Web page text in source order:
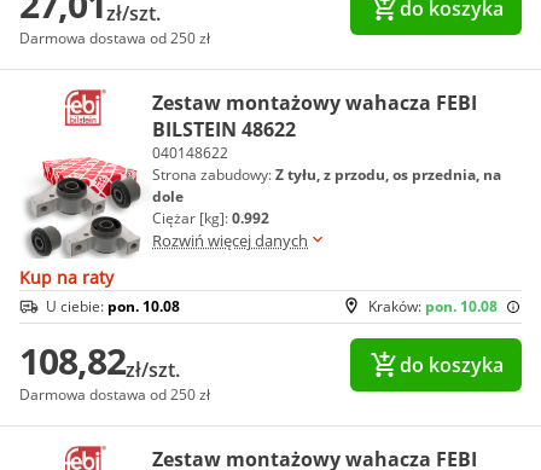
zł/szt.
Darmowa dostawa od 250 zł
do koszyka
Zestaw montażowy wahacza FEBI
BILSTEIN 48622
040148622
Strona zabudowy:Z tyłu, z przodu, os przednia, na
dole
Ciężar [kg]:0.992
Rozwiń więcej danych
Kup na raty
Kraków: pon. 10.08
U ciebie: pon. 10.08
108,82zł/szt.
Darmowa dostawa od 250 zł
do koszyka
Zestaw montażowy wahacza FEBI